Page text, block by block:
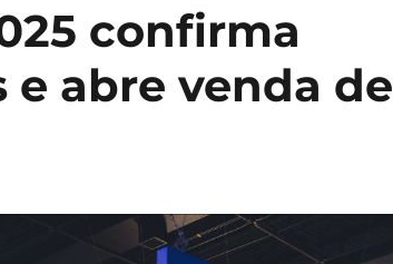
confirma
e abre venda de